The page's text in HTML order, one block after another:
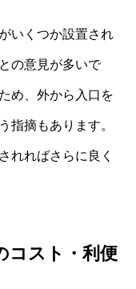
いくつか設置され
の意見が多いで
め、外から入口を
指摘もあります。
れればさらに良く
コスト・利便